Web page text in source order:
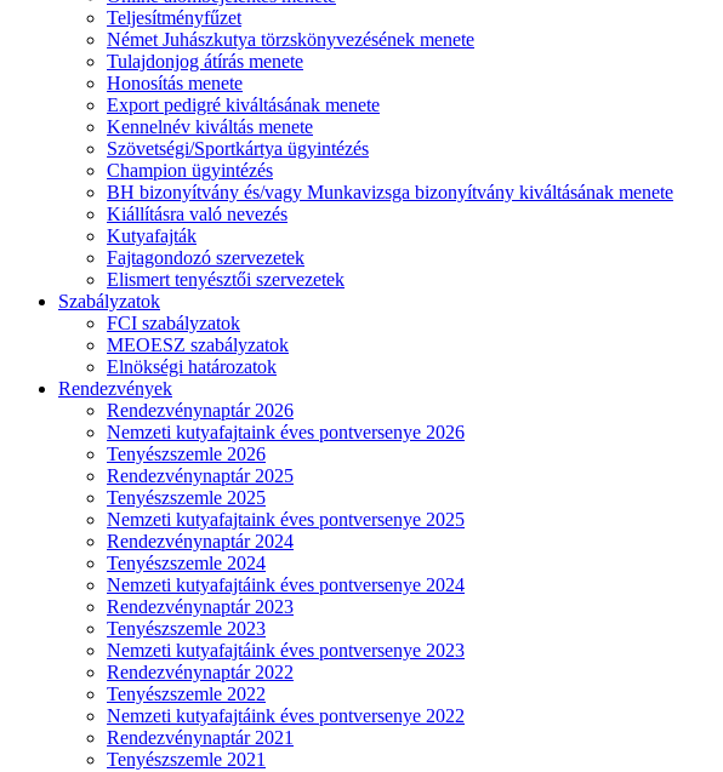
Teljesítményfűzet
Német Juhászkutya törzskönyvezésének menete
Tulajdonjog átírás menete
Honosítás menete
Export pedigré kiváltásának menete
Kennelnév kiváltás menete
Szövetségi/Sportkártya ügyintézés
Champion ügyintézés
BH bizonyítvány és/vagy Munkavizsga bizonyítvány kiváltásának menete
Kiállításra való nevezés
Kutyafajták
Fajtagondozó szervezetek
Elismert tenyésztői szervezetek
Szabályzatok
FCI szabályzatok
MEOESZ szabályzatok
Elnökségi határozatok
Rendezvények
Rendezvénynaptár 2026
Nemzeti kutyafajtaink éves pontversenye 2026
Tenyészszemle 2026
Rendezvénynaptár 2025
Tenyészszemle 2025
Nemzeti kutyafajtaink éves pontversenye 2025
Rendezvénynaptár 2024
Tenyészszemle 2024
Nemzeti kutyafajtáink éves pontversenye 2024
Rendezvénynaptár 2023
Tenyészszemle 2023
Nemzeti kutyafajtáink éves pontversenye 2023
Rendezvénynaptár 2022
Tenyészszemle 2022
Nemzeti kutyafajtáink éves pontversenye 2022
Rendezvénynaptár 2021
Tenyészszemle 2021